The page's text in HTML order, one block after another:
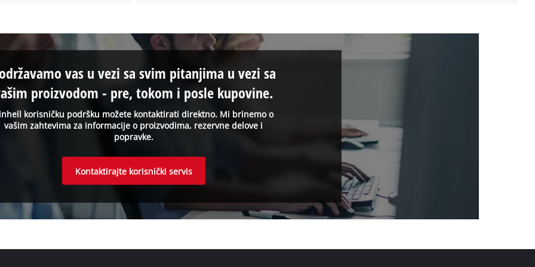
korisničku podršku možete kontaktirati direktno. Mi brinemo o
vašim zahtevima za informacije o proizvodima, rezervne delove i
popravke.
vas u vezi sa svim pitanjima u vezi sa
proizvodom - pre, tokom i posle kupovine.
Kontaktirajte korisnički servis